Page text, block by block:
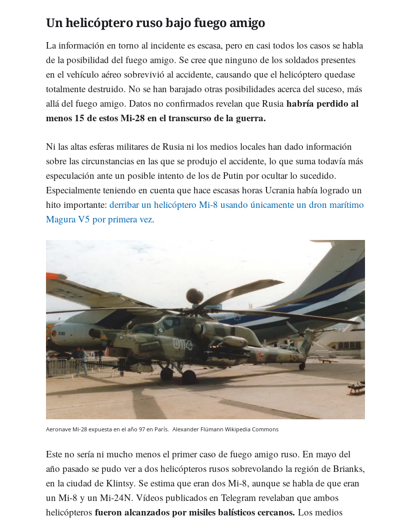
Un helicóptero ruso bajo fuego amigo
La información en torno al incidente es escasa, pero en casi todos los casos se habla
de la posibilidad del fuego amigo. Se cree que ninguno de los soldados presentes
en el vehículo aéreo sobrevivió al accidente, causando que el helicóptero quedase
totalmente destruido. No se han barajado otras posibilidades acerca del suceso, más
allá del fuego amigo. Datos no confirmados revelan que Rusia habría perdido al
menos 15 de estos Mi-28 en el transcurso de la guerra.
Ni las altas esferas militares de Rusia ni los medios locales han dado información
sobre las circunstancias en las que se produjo el accidente, lo que suma todavía más
especulación ante un posible intento de los de Putin por ocultar lo sucedido.
Especialmente teniendo en cuenta que hace escasas horas Ucrania había logrado un
hito importante: derribar un helicóptero Mi-8 usando únicamente un dron marítimo
Magura V5 por primera vez.
Aeronave Mi-28 expuesta en el año 97 en París. Alexander Flümann Wikipedia Commons
Este no sería ni mucho menos el primer caso de fuego amigo ruso. En mayo del
año pasado se pudo ver a dos helicópteros rusos sobrevolando la región de Brianks,
en la ciudad de Klintsy. Se estima que eran dos Mi-8, aunque se habla de que eran
un Mi-8 y un Mi-24N. Vídeos publicados en Telegram revelaban que ambos
helicópteros fueron alcanzados por misiles balísticos cercanos. Los medios